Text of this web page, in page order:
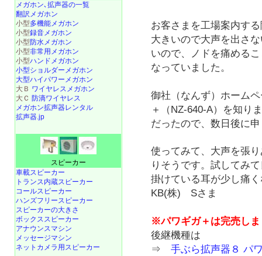
お客さまを工場案内す
大きいので大声を出さ
いので、ノドを痛める
なっていました。
御社（なんず）ホーム
＋（NZ-640-A）を知り
だったので、数日後に
使ってみて、大声を張
りそうです。試してみ
掛けている耳が少し痛
KB(株) Sさま
※パワギガ＋は完売しま
後継機種は
⇒手ぶら拡声器８ パ
メガホン､拡声器の一覧
翻訳メガホン
小型多機能メガホン
小型録音メガホン
小型防水メガホン
小型非常用メガホン
小型ハンドメガホン
小型ショルダーメガホン
大型ハイパワーメガホン
大Ｂ ワイヤレスメガホン
大Ｃ 防滴ワイヤレス
メガホン拡声器レンタル
拡声器.jp
スピーカー
車載スピーカー
トランス内蔵スピーカー
コールスピーカー
ハンズフリースピーカー
スピーカーの大きさ
ボックススピーカー
アナウンスマシン
メッセージマシン
ネットカメラ用スピーカー